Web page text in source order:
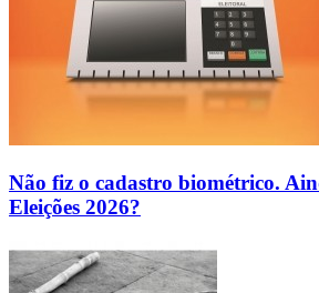
Não fiz o cadastro biométrico.
Eleições 2026?